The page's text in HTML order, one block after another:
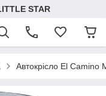
STAR
Автокрісло El Camino